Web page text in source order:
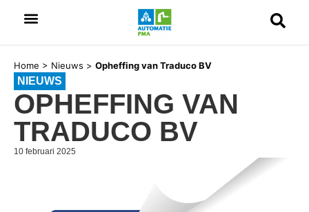
Home > Nieuws > Opheffing van Traduco BV
NIEUWS
OPHEFFING VAN
TRADUCO BV
10 februari 2025